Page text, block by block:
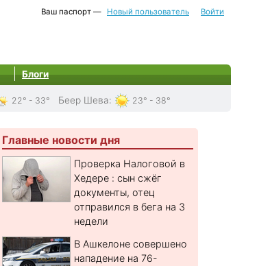
Ваш паспорт — Новый пользователь Войти
Блоги
22° - 33° Беер Шева: 23° - 38°
Главные новости дня
Проверка Налоговой в
Хедере : сын сжёг
документы, отец
отправился в бега на 3
недели
В Ашкелоне совершено
нападение на 76-